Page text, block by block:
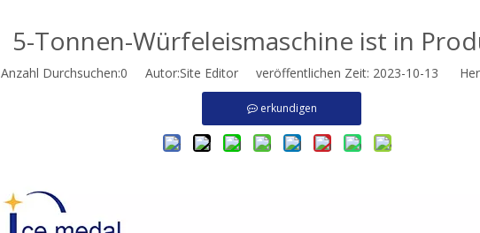
5-Tonnen-Würfeleismaschine ist in
Anzahl Durchsuchen:0 Autor:Site Editor veröffentlichen Zeit: 2023-10-13
erkundigen